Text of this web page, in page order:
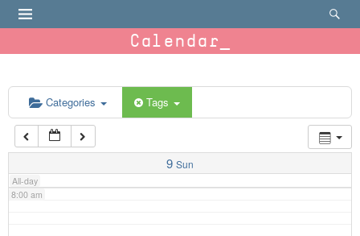
Calendar
Categories Tags
9 Sun
All-day
6:00 am
7:00 am
8:00 am